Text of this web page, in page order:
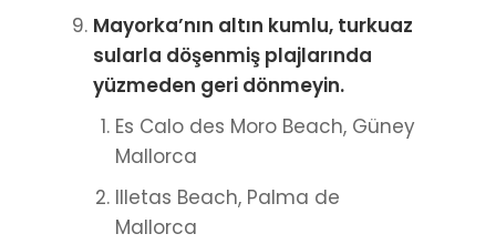
Mayorka’nın altın kumlu, turkuaz
sularla döşenmiş plajlarında
yüzmeden geri dönmeyin.
Es Calo des Moro Beach, Güney
Mallorca
Illetas Beach, Palma de
Mallorca